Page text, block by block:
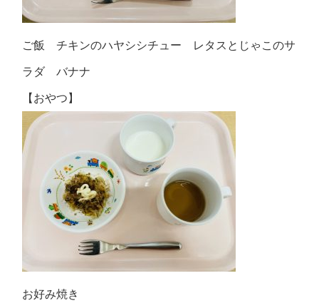
ご飯 チキンのハヤシシチュー レタスとじゃこのサ
ラダ バナナ
【おやつ】
お好み焼き